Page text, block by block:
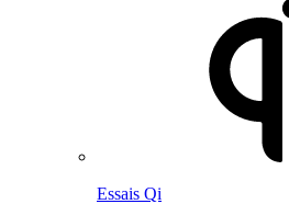
Essais Qi